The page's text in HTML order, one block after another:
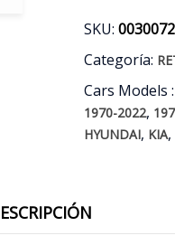
90/12
SKU:0030072
Categoría:
Cars Models :
1970-2022,
HYUNDAI, KIA,